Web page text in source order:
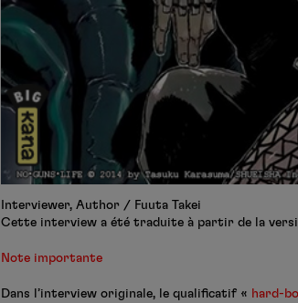
Interviewer, Author / Fuuta Takei
Cette interview a été traduite à partir de la
Note importante
Dans l’interview originale, le qualificatif « hard-